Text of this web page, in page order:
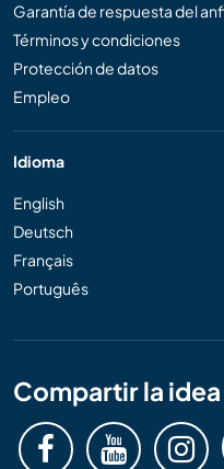
Garantía de respuesta del
Términos y condiciones
Protección de datos
Empleo
Idioma
English
Deutsch
Français
Português
Compartir la